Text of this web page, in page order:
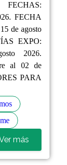
FECHA
de agosto
EXPO:
2026.
al 02 de
PARA
más